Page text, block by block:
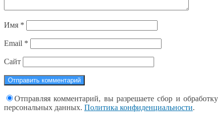
Имя *
Email *
Сайт
Отправляя комментарий, вы разрешаете сбор и обработку
персональных данных. Политика конфиденциальности.